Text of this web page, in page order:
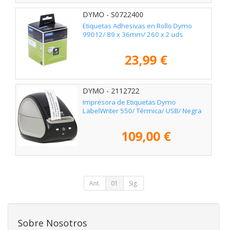
DYMO - S0722400
Etiquetas Adhesivas en Rollo Dymo
99012/ 89 x 36mm/ 260 x 2 uds
23,99 €
DYMO - 2112722
Impresora de Etiquetas Dymo
LabelWriter 550/ Térmica/ USB/ Negra
109,00 €
Ant. 01 Sig.
Sobre Nosotros